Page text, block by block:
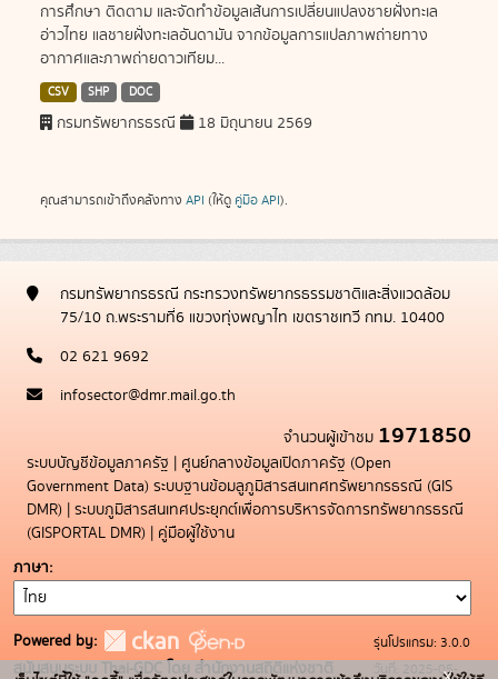
การศึกษา ติดตาม และจัดทำข้อมูลเส้นการเปลี่ยนแปลงชายฝั่งทะเล
อ่าวไทย แลชายฝั่งทะเลอันดามัน จากข้อมูลการแปลภาพถ่ายทาง
อากาศและภาพถ่ายดาวเทียม...
CSV SHP DOC
กรมทรัพยากรธรณี 18 มิถุนายน 2569
คุณสามารถเข้าถึงคลังทาง API (ให้ดู คู่มือ API).
กรมทรัพยากรธรณี กระทรวงทรัพยากรธรรมชาติและสิ่งแวดล้อม
75/10 ถ.พระรามที่6 แขวงทุ่งพญาไท เขตราชเทวี กทม. 10400
02 621 9692
infosector@dmr.mail.go.th
จำนวนผู้เข้าชม 1971850
ระบบบัญชีข้อมูลภาครัฐ | ศูนย์กลางข้อมูลเปิดภาครัฐ (Open
Government Data) ระบบฐานข้อมลูภูมิสารสนเทศทรัพยากรธรณี (GIS
DMR) | ระบบภูมิสารสนเทศประยุกต์เพื่อการบริหารจัดการทรัพยากรธรณี
(GISPORTAL DMR) | คู่มือผู้ใช้งาน
ภาษา
Powered by:
สนับสนุนระบบ Thai-GDC โดย สำนักงานสถิติแห่งชาติ
รุ่นโปรแกรม: 3.0.0
วันที่: 2025-05-